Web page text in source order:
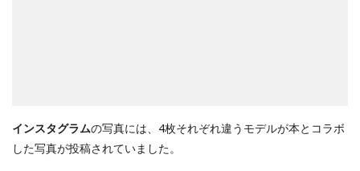
インスタグラムの写真には、4枚それぞれ違うモデルが本とコラボ
した写真が投稿されていました。